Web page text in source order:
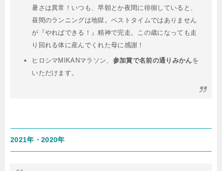
暑さは異常！いつも、早朝とか夜間に徘徊していると、
昼間のランニングは地獄。ベストタイムではありません
が『やればできる！』精神で完走。この歳になっても走
り回れる体に産んでくれた母に感謝！
ヒロシマMIKANマラソン、 参加賞で名前の通りみかんを
いただけます。
2021年・2020年